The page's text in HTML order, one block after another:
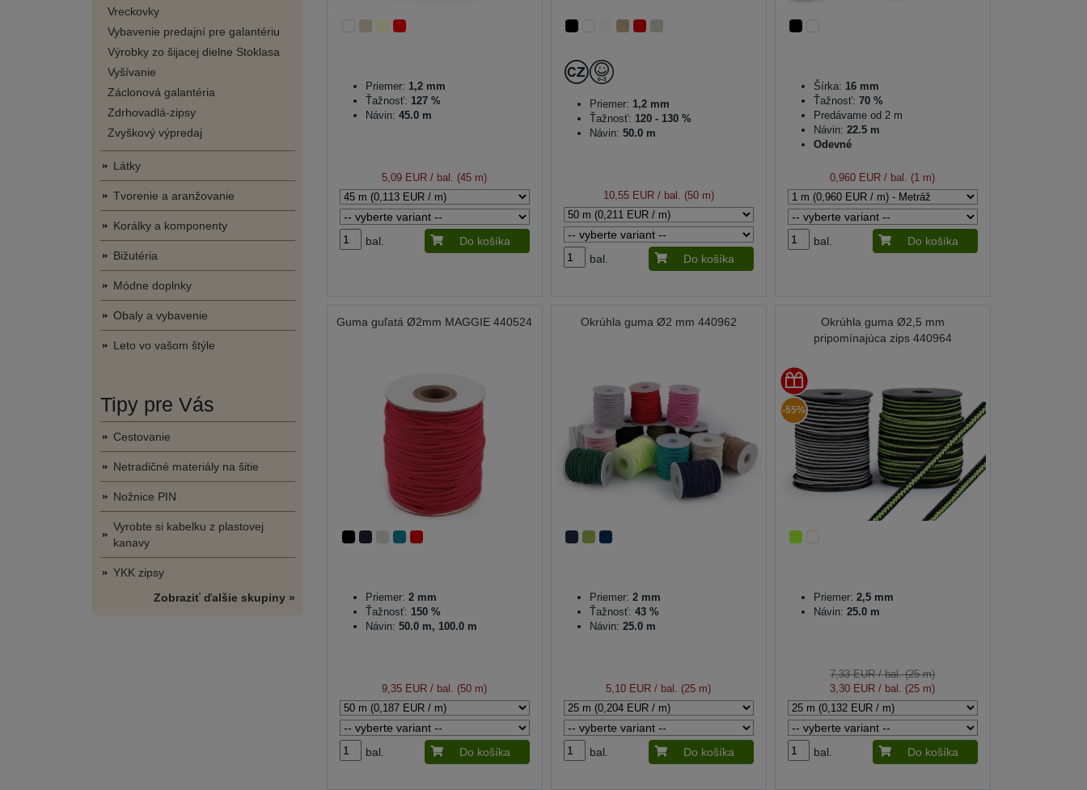
Vreckovky
Vybavenie predajní pre galantériu
Výrobky zo šijacej dielne Stoklasa
Vyšívanie
Záclonová galantéria
Zdrhovadlá-zipsy
Zvyškový výpredaj
Látky
Tvorenie a aranžovanie
Korálky a komponenty
Bižutéria
Módne doplnky
Obaly a vybavenie
Leto vo vašom štýle
Tipy pre Vás
Cestovanie
Netradičné materiály na šitie
Nožnice PIN
Vyrobte si kabelku z plastovej
kanavy
YKK zipsy
Zobraziť ďalšie skupiny »
Priemer: 1,2 mm
Ťažnosť: 127 %
Návin: 45.0 m
5,09 EUR / bal. (45 m)
bal. Do košíka
Priemer: 1,2 mm
Ťažnosť: 120 - 130 %
Návin: 50.0 m
10,55 EUR/ bal. (50 m)
bal. Do košíka
Šírka: 16 mm
Ťažnosť: 70 %
Predávame od 2 m
Návin: 22.5 m
Odevné
0,960 EUR / bal. (1 m)
bal. Do košíka
Guma guľatá Ø2mm MAGGIE 440524
Priemer: 2 mm
Ťažnosť: 150 %
Návin: 50.0 m, 100.0 m
9,35 EUR / bal. (50 m)
bal. Do košíka
Okrúhla guma Ø2 mm 440962
Priemer: 2 mm
Ťažnosť: 43 %
Návin: 25.0 m
5,10 EUR / bal. (25 m)
bal. Do košíka
Okrúhla guma Ø2,5 mm
pripomínajúca zips 440964
-55%
Priemer: 2,5 mm
Návin: 25.0 m
7,33 EUR/ bal. (25 m)
3,30 EUR / bal. (25 m)
bal. Do košíka